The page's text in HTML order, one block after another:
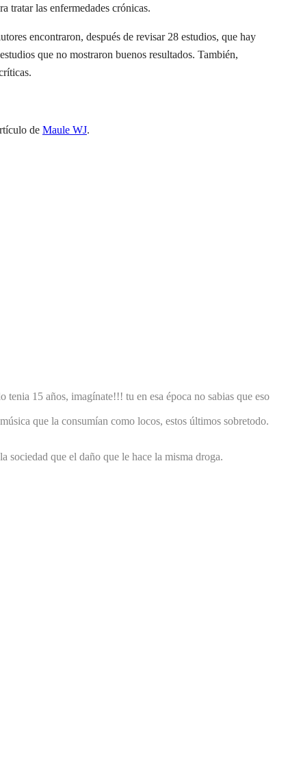
tratar las enfermedades crónicas.
encontraron, después de revisar 28 estudios, que hay
que no mostraron buenos resultados. También,
de Maule WJ.
15 años, imagínate!!! tu en esa época no sabias que eso
que la consumían como locos, estos últimos sobretodo.
sociedad que el daño que le hace la misma droga.